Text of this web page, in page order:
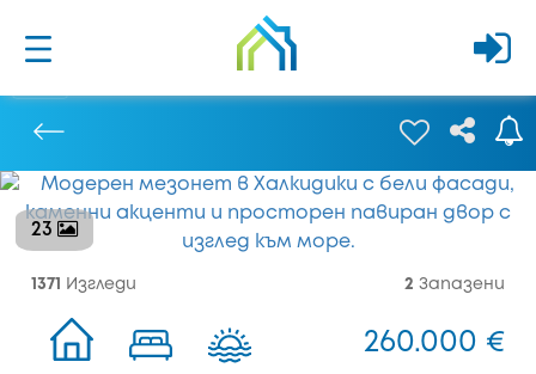
23
1371 Изгледи 2 Запазени
260.000 €